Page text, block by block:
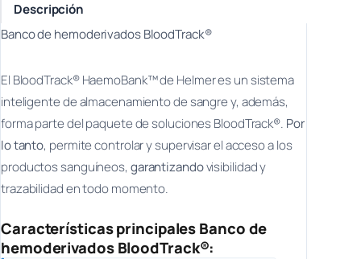
Descripción
Banco de hemoderivados BloodTrack®
El BloodTrack® HaemoBank™ de Helmer es un sistema
inteligente de almacenamiento de sangre y, además,
forma parte del paquete de soluciones BloodTrack®. Por
lo tanto, permite controlar y supervisar el acceso a los
productos sanguíneos, garantizandovisibilidad y
trazabilidad en todo momento.
Características principales Banco de
hemoderivados BloodTrack®: